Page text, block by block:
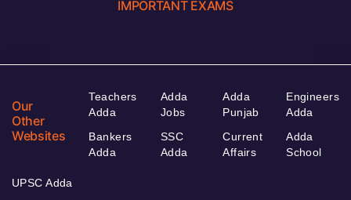
IMPORTANT EXAMS
Our
Other
Websites
Teachers
Adda
Bankers
Adda
Adda
Jobs
SSC
Adda
Adda
Punjab
Current
Affairs
Engineers
Adda
Adda
School
UPSC Adda